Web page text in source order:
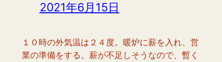
2021年6月15日
１０時の外気温は２４度。暖炉に薪を入れ、営
業の準備をする。薪が不足しそうなので、暫く